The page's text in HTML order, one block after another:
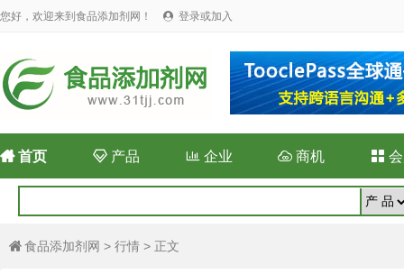
您好，欢迎来到食品添加剂网！  登录或加入
首页 产品 企业  商机 
 食品添加剂网 > 行情 > 正文